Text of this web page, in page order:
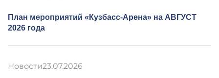
План мероприятий «Кузбасс-Арена» на АВГУСТ
2026 года
Новости23.07.2026